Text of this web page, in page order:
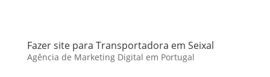
Fazer site para Transportadora em Seixal
Agência de Marketing Digital em Portugal